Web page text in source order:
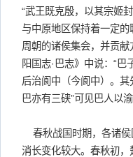
“武王既克殷，以其宗姬
与中原地区保持着一定的
周朝的诸侯集会，并贡
阳国志·巴志》中说：“
后治阆中（今阆中）。
巴亦有三硖”可见巴人以
春秋战国时期，各诸侯
消长变化较大。春秋初